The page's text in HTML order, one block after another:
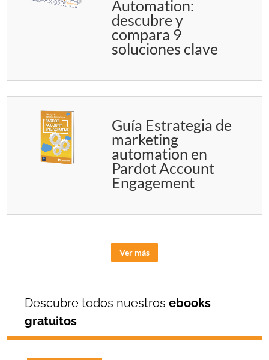
Automation:
descubre y
compara 9
soluciones clave
Guía Estrategia de
marketing
automation en
Pardot Account
Engagement
Ver más
Descubre todos nuestrosebooks
gratuitos